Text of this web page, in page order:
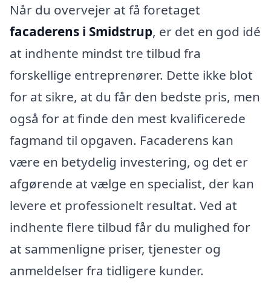
Når du overvejer at få foretaget
facaderens i Smidstrup, er det en god idé
at indhente mindst tre tilbud fra
forskellige entreprenører. Dette ikke blot
for at sikre, at du får den bedste pris, men
også for at finde den mest kvalificerede
fagmand til opgaven. Facaderens kan
være en betydelig investering, og det er
afgørende at vælge en specialist, der kan
levere et professionelt resultat. Ved at
indhente flere tilbud får du mulighed for
at sammenligne priser, tjenester og
anmeldelser fra tidligere kunder.